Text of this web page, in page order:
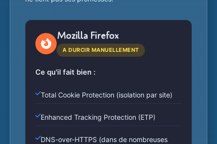
Mozilla Firefox
A DURCIR MANUELLEMENT
Ce qu'il fait bien :
Total Cookie Protection (isolation par site)
Enhanced Tracking Protection (ETP)
DNS-over-HTTPS (dans de nombreuses